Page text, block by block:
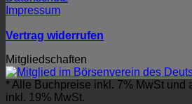
Impressum
Vertrag widerrufen
Mitgliedschaften
* Alle Buchpreise inkl. 7% MwSt und
inkl. 19% MwSt.